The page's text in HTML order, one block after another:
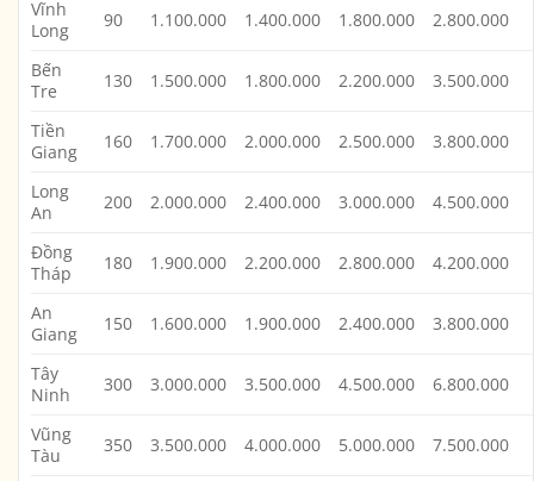
Vĩnh
Long
90 1.100.000 1.400.000 1.800.000 2.800.000
Bến
Tre
130 1.500.000 1.800.000 2.200.000 3.500.000
Tiền
Giang
160 1.700.000 2.000.000 2.500.000 3.800.000
Long
An
200 2.000.000 2.400.000 3.000.000 4.500.000
Đồng
Tháp
180 1.900.000 2.200.000 2.800.000 4.200.000
An
Giang
150 1.600.000 1.900.000 2.400.000 3.800.000
Tây
Ninh
300 3.000.000 3.500.000 4.500.000 6.800.000
Vũng
Tàu
350 3.500.000 4.000.000 5.000.000 7.500.000